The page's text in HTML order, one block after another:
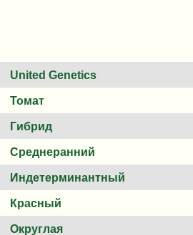
United Genetics
Томат
Гибрид
Среднеранний
Индетерминантный
Красный
Округлая